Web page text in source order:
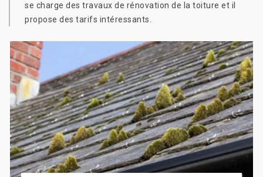
se charge des travaux de rénovation de la toiture et il
propose des tarifs intéressants.